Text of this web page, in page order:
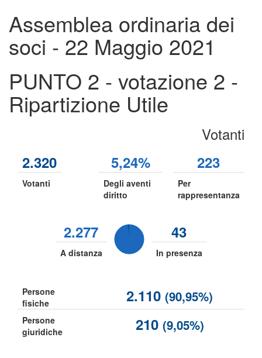
Assemblea ordinaria dei
soci - 22 Maggio 2021
PUNTO 2 - votazione 2 -
Ripartizione Utile
Votanti
2.320
Votanti
5,24%
Degli aventi
diritto
223
Per
rappresentanza
2.277 43
A distanza In presenza
Persone
fisiche
2.110 (90,95%)
Persone
giuridiche
210 (9,05%)